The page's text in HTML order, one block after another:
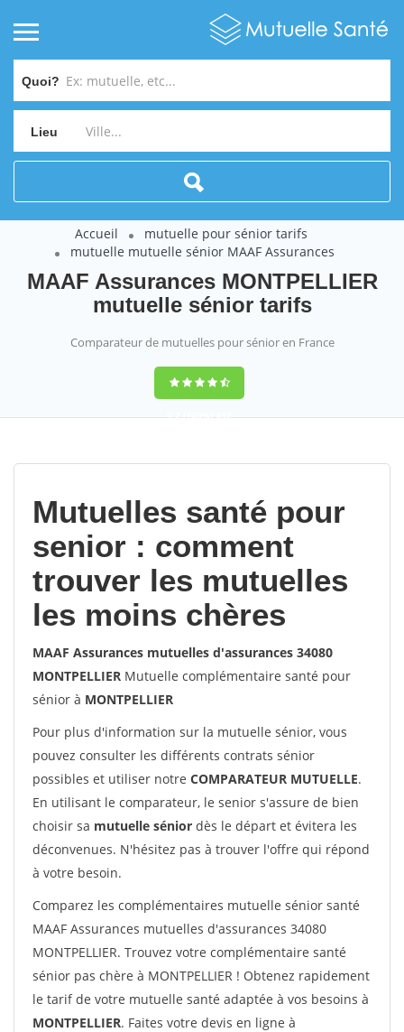
Quoi?
Lieu
Accueil
mutuelle pour sénior tarifs
mutuelle mutuelle sénior MAAF Assurances
MAAF Assurances MONTPELLIER
mutuelle sénior tarifs
Comparateur de mutuelles pour sénior en France
9,2(100%)452
Mutuelles santé pour
senior : comment
trouver les mutuelles
les moins chères
MAAF Assurances mutuelles d'assurances 34080
MONTPELLIER Mutuelle complémentaire santé pour
sénior à MONTPELLIER
Pour plus d'information sur la mutuelle sénior, vous
pouvez consulter les différents contrats sénior
possibles et utiliser notre COMPARATEUR MUTUELLE.
En utilisant le comparateur, le senior s'assure de bien
choisir sa mutuelle sénior dès le départ et évitera les
déconvenues. N'hésitez pas à trouver l'offre qui répond
à votre besoin.
Comparez les complémentaires mutuelle sénior santé
MAAF Assurances mutuelles d'assurances 34080
MONTPELLIER. Trouvez votre complémentaire santé
sénior pas chère à MONTPELLIER ! Obtenez rapidement
le tarif de votre mutuelle santé adaptée à vos besoins à
MONTPELLIER. Faites votre devis en ligne à